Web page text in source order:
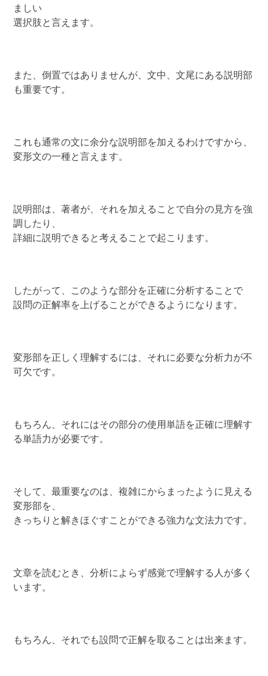
ましい
選択肢と言えます。
また、倒置ではありませんが、文中、文尾にある説明部
も重要です。
これも通常の文に余分な説明部を加えるわけですから、
変形文の一種と言えます。
説明部は、著者が、それを加えることで自分の見方を強
調したり、
詳細に説明できると考えることで起こります。
したがって、このような部分を正確に分析することで
設問の正解率を上げることができるようになります。
変形部を正しく理解するには、それに必要な分析力が不
可欠です。
もちろん、それにはその部分の使用単語を正確に理解す
る単語力が必要です。
そして、最重要なのは、複雑にからまったように見える
変形部を、
きっちりと解きほぐすことができる強力な文法力です。
文章を読むとき、分析によらず感覚で理解する人が多く
います。
もちろん、それでも設問で正解を取ることは出来ます。